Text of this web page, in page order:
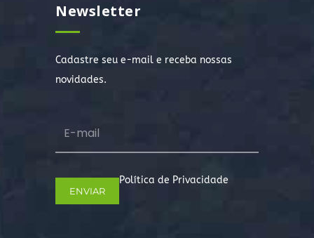
Newsletter
Cadastre seu e-mail e receba nossas
novidades.
Política de Privacidade